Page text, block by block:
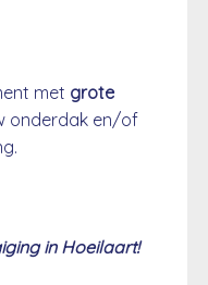
met grote
onderdak en/of
in Hoeilaart!